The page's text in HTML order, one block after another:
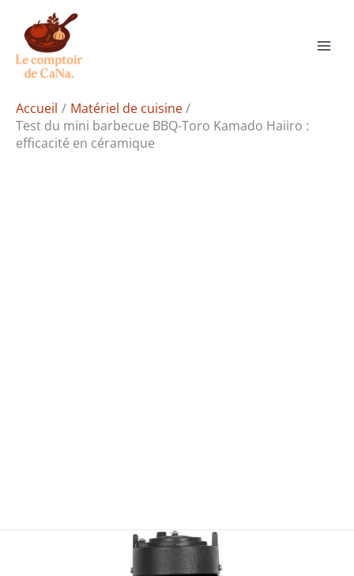
contenu
Accueil
Matériel de cuisine
Test du mini barbecue BBQ-Toro Kamado Haiiro :
efficacité en céramique
Rechercher